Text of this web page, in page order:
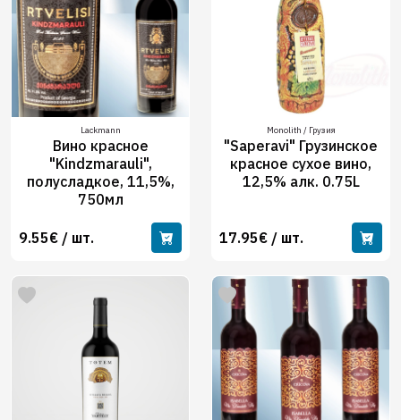
Lackmann
Вино красное
"Kindzmarauli",
полусладкое, 11,5%,
750мл
9.55€ / шт.
Monolith / Грузия
"Saperavi" Грузинское
красное сухое вино,
12,5% алк. 0.75L
17.95€ / шт.